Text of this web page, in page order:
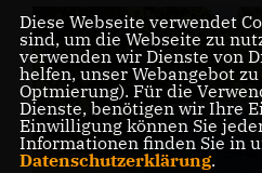
Diese Webseite verwendet
sind, um die Webseite zu
verwenden wir Dienste von
helfen, unser Webangebot
Optmierung). Für die
Dienste, benötigen wir Ihre
Einwilligung können Sie
Informationen finden Sie in
Datenschutzerklärung.